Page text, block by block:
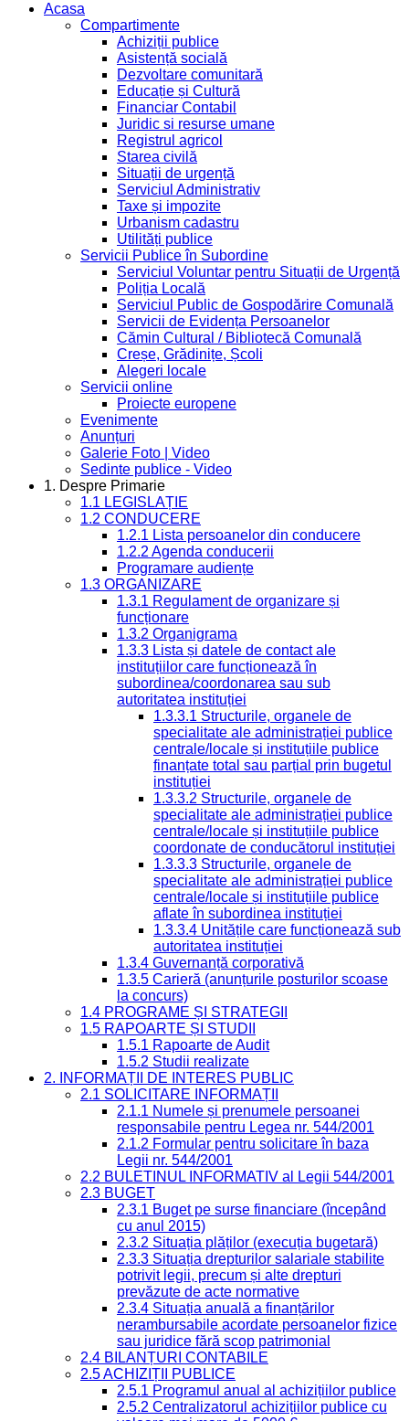
Acasa
Compartimente
Achiziții publice
Asistență socială
Dezvoltare comunitară
Educație și Cultură
Financiar Contabil
Juridic si resurse umane
Registrul agricol
Starea civilă
Situații de urgență
Serviciul Administrativ
Taxe și impozite
Urbanism cadastru
Utilități publice
Servicii Publice în Subordine
Serviciul Voluntar pentru Situații de Urgență
Poliția Locală
Serviciul Public de Gospodărire Comunală
Servicii de Evidența Persoanelor
Cămin Cultural / Bibliotecă Comunală
Creșe, Grădinițe, Școli
Alegeri locale
Servicii online
Proiecte europene
Evenimente
Anunțuri
Galerie Foto | Video
Sedinte publice - Video
1. Despre Primarie
1.1 LEGISLAȚIE
1.2 CONDUCERE
1.2.1 Lista persoanelor din conducere
1.2.2 Agenda conducerii
Programare audiențe
1.3 ORGANIZARE
1.3.1 Regulament de organizare și
funcționare
1.3.2 Organigrama
1.3.3 Lista și datele de contact ale
instituțiilor care funcționează în
subordinea/coordonarea sau sub
autoritatea instituției
1.3.3.1 Structurile, organele de
specialitate ale administrației publice
centrale/locale și instituțiile publice
finanțate total sau parțial prin bugetul
instituției
1.3.3.2 Structurile, organele de
specialitate ale administrației publice
centrale/locale și instituțiile publice
coordonate de conducătorul instituției
1.3.3.3 Structurile, organele de
specialitate ale administrației publice
centrale/locale și instituțiile publice
aflate în subordinea instituției
1.3.3.4 Unitățile care funcționează sub
autoritatea instituției
1.3.4 Guvernanță corporativă
1.3.5 Carieră (anunțurile posturilor scoase
la concurs)
1.4 PROGRAME ȘI STRATEGII
1.5 RAPOARTE ȘI STUDII
1.5.1 Rapoarte de Audit
1.5.2 Studii realizate
2. INFORMAȚII DE INTERES PUBLIC
2.1 SOLICITARE INFORMAȚII
2.1.1 Numele și prenumele persoanei
responsabile pentru Legea nr. 544/2001
2.1.2 Formular pentru solicitare în baza
Legii nr. 544/2001
2.2 BULETINUL INFORMATIV al Legii 544/2001
2.3 BUGET
2.3.1 Buget pe surse financiare (începând
cu anul 2015)
2.3.2 Situația plăților (execuția bugetară)
2.3.3 Situația drepturilor salariale stabilite
potrivit legii, precum și alte drepturi
prevăzute de acte normative
2.3.4 Situația anuală a finanțărilor
nerambursabile acordate persoanelor fizice
sau juridice fără scop patrimonial
2.4 BILANȚURI CONTABILE
2.5 ACHIZIȚII PUBLICE
2.5.1 Programul anual al achizițiilor publice
2.5.2 Centralizatorul achizițiilor publice cu